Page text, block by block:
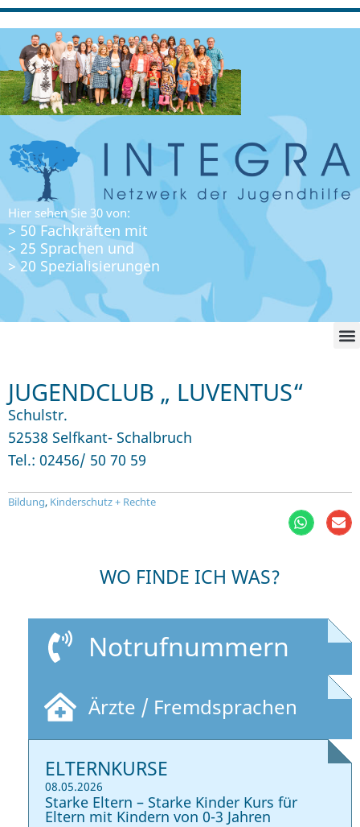
Hier sehen Sie 30 von:
> 50 Fachkräften mit
> 25 Sprachen und
> 20 Spezialisierungen
JUGENDCLUB „ LUVENTUS“
Schulstr.
52538 Selfkant- Schalbruch
Tel.: 02456/ 50 70 59
Bildung, Kinderschutz + Rechte
WO FINDE ICH WAS?
Notrufnummern
Ärzte / Fremdsprachen
ELTERNKURSE
08.05.2026
Starke Eltern – Starke Kinder Kurs für
Eltern mit Kindern von 0-3 Jahren